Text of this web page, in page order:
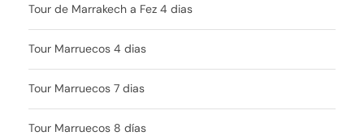
Tour de Marrakech a Fez 4 dias
Tour Marruecos 4 dias
Tour Marruecos 7 dias
Tour Marruecos 8 días